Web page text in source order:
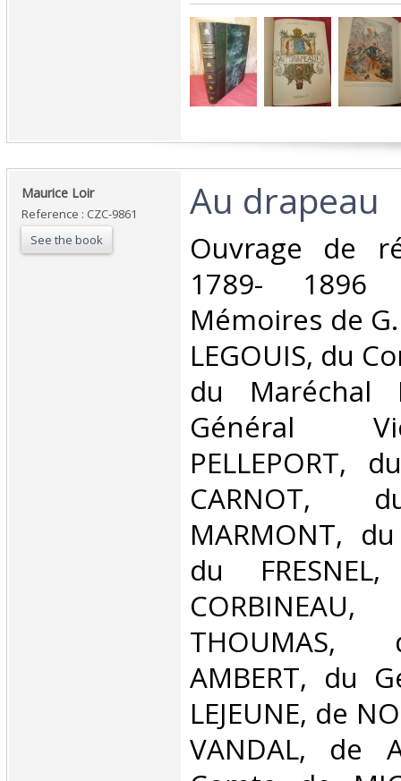
‎Maurice Loir‎
Reference : CZC-9861
See the book
‎Au drapeau‎
‎Ouvrage de
1789- 1896
Mémoires de G.
LEGOUIS, du
du Maréchal
Général
PELLEPORT,
CARNOT,
MARMONT,
du
AMBERT, du
LEJEUNE, de
VANDAL, de